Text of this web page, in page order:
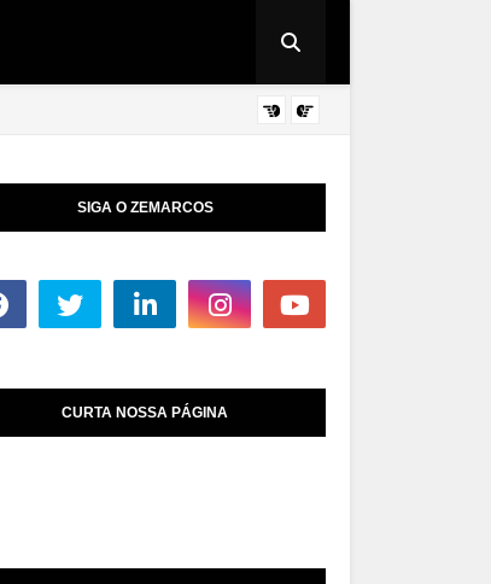
SIGA O ZEMARCOS
CURTA NOSSA PÁGINA